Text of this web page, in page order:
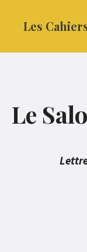
Les
Le